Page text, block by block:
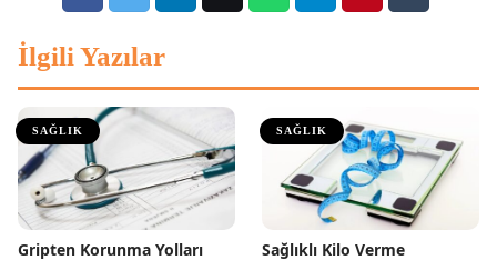
İlgili Yazılar
SAĞLIK
Gripten Korunma Yolları
SAĞLIK
Sağlıklı Kilo Verme